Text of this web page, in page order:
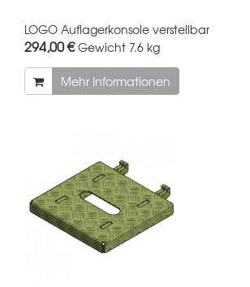
LOGO Auflagerkonsole verstellbar
294,00 €Gewicht 7.6 kg
Mehr Informationen